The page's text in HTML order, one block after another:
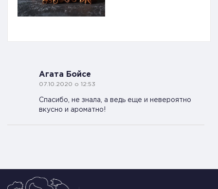
Агата Бойсе
07.10.2020 о 12:53
Спасибо, не знала, а ведь еще и невероятно
вкусно и ароматно!